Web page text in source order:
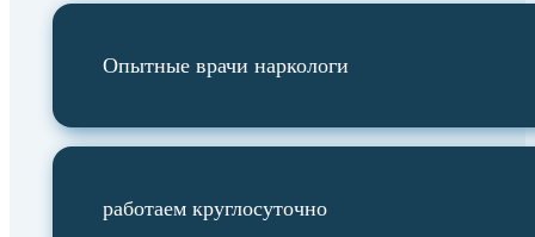
Опытные врачи наркологи
работаем круглосуточно